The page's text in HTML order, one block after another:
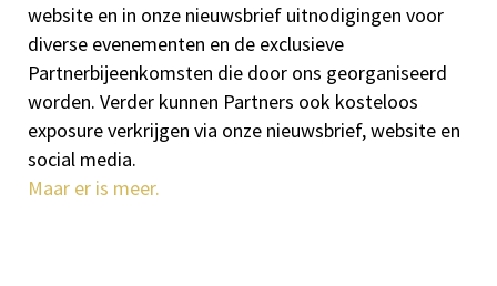
website en in onze nieuwsbrief uitnodigingen voor
diverse evenementen en de exclusieve
Partnerbijeenkomsten die door ons georganiseerd
worden. Verder kunnen Partners ook kosteloos
exposure verkrijgen via onze nieuwsbrief, website en
social media.
Maar er is meer.